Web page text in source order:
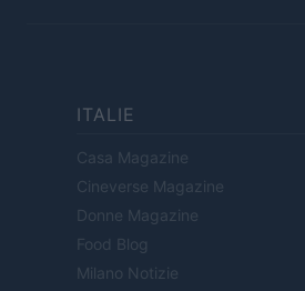
ITALIE
Casa Magazine
Cineverse Magazine
Donne Magazine
Food Blog
Milano Notizie